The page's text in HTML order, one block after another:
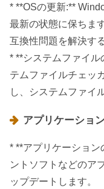
* **OSの更新:**
最新の状態に保ちま
互換性問題を解決す
* **システムファイル
テムファイルチェッ
し、システムファイ
アプリケーショ
* **アプリケーション
ントソフトなどのア
ップデートします。